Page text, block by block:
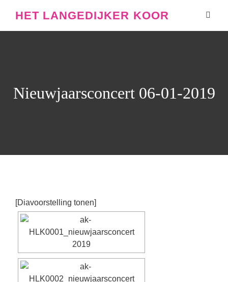
HET LANGEDIJKER KOOR
Nieuwjaarsconcert 06-01-2019
[Diavoorstelling tonen]